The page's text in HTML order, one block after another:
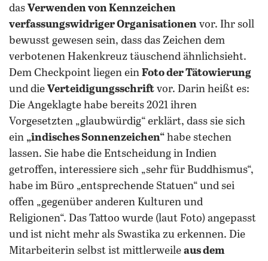
das Verwenden von Kennzeichen
verfassungswidriger Organisationen vor. Ihr soll
bewusst gewesen sein, dass das Zeichen dem
verbotenen Hakenkreuz täuschend ähnlichsieht.
Dem Checkpoint liegen ein Foto der Tätowierung
und die Verteidigungsschrift vor. Darin heißt es:
Die Angeklagte habe bereits 2021 ihren
Vorgesetzten „glaubwürdig“ erklärt, dass sie sich
ein „indisches Sonnenzeichen“ habe stechen
lassen. Sie habe die Entscheidung in Indien
getroffen, interessiere sich „sehr für Buddhismus“,
habe im Büro „entsprechende Statuen“ und sei
offen „gegenüber anderen Kulturen und
Religionen“. Das Tattoo wurde (laut Foto) angepasst
und ist nicht mehr als Swastika zu erkennen. Die
Mitarbeiterin selbst ist mittlerweile aus dem